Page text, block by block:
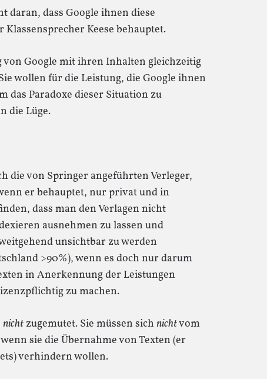
daran, dass Google ihnen diese
Keese behauptet.
von Google mit ihren Inhalten gleichzeitig
wollen für die Leistung, die Google ihnen
das Paradoxe dieser Situation zu
die Lüge.
die von Springer angeführten Verleger,
er behauptet, nur privat und in
dass man den Verlagen nicht
ausnehmen zu lassen und
unsichtbar zu werden
>90%), wenn es doch nur darum
in Anerkennung der Leistungen
zu machen.
nicht zugemutet. Sie müssen sich nichtvom
sie die Übernahme von Texten (er
verhindern wollen.